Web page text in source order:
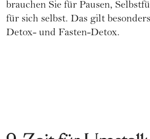
brauchen Sie für Pausen,
für sich selbst. Das gilt
Detox- und Fasten-Detox.